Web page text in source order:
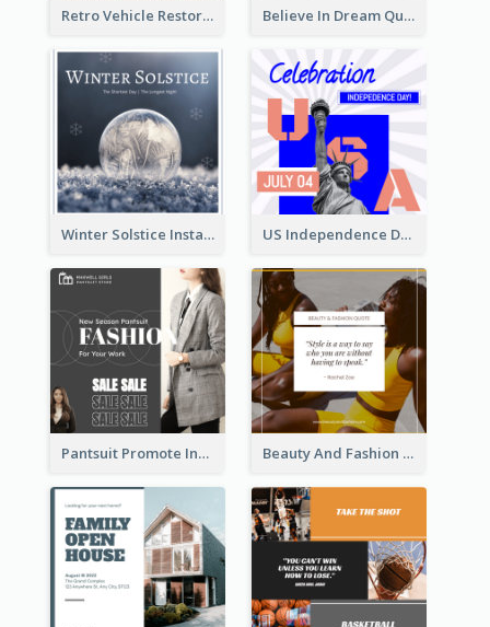
Retro Vehicle Restoration Instagram Post Believe In Dream Quote Instagram Post
Winter Solstice Instagram Post US Independence Day Instagram Post
Pantsuit Promote Instagram Post Beauty And Fashion Inspirational Quote Instagram Post